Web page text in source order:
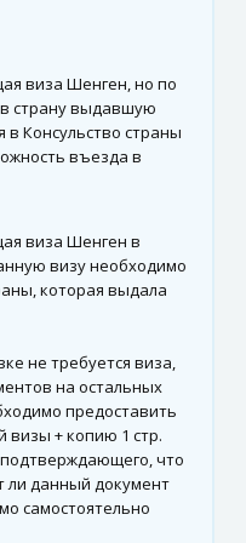
виза Шенген, но по
страну выдавшую
Консульство страны
въезда в
виза Шенген в
визу необходимо
которая выдала
не требуется виза,
на остальных
предоставить
+ копию 1 стр.
что
ли данный документ
самостоятельно